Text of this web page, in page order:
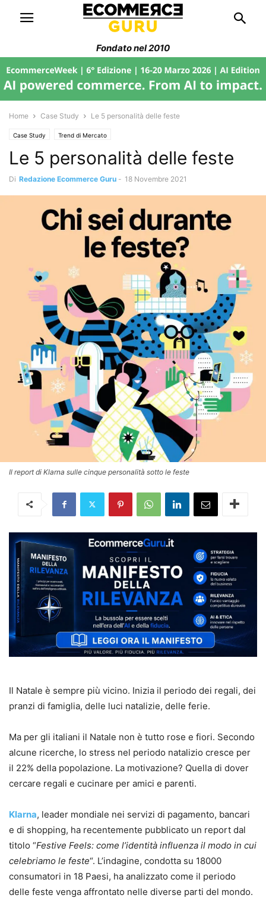
Fondato nel 2010
Home Case Study Le 5 personalità delle feste
Case Study Trend di Mercato
Le 5 personalità delle feste
Di Redazione Ecommerce Guru - 18 Novembre 2021
Il report di Klarna sulle cinque personalità sotto le feste
Il Natale è sempre più vicino. Inizia il periodo dei regali, dei
pranzi di famiglia, delle luci natalizie, delle ferie.
Ma per gli italiani il Natale non è tutto rose e fiori. Secondo
alcune ricerche, lo stress nel periodo natalizio cresce per
il 22% della popolazione. La motivazione? Quella di dover
cercare regali e cucinare per amici e parenti.
Klarna, leader mondiale nei servizi di pagamento, bancari
e di shopping, ha recentemente pubblicato un report dal
titolo “Festive Feels: come l’identità influenza il modo in cui
celebriamo le feste“. L’indagine, condotta su 18000
consumatori in 18 Paesi, ha analizzato come il periodo
delle feste venga affrontato nelle diverse parti del mondo.